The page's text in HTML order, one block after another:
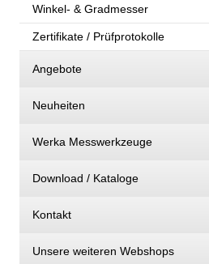
Winkel- & Gradmesser
Zertifikate / Prüfprotokolle
Angebote
Neuheiten
Werka Messwerkzeuge
Download / Kataloge
Kontakt
Unsere weiteren Webshops